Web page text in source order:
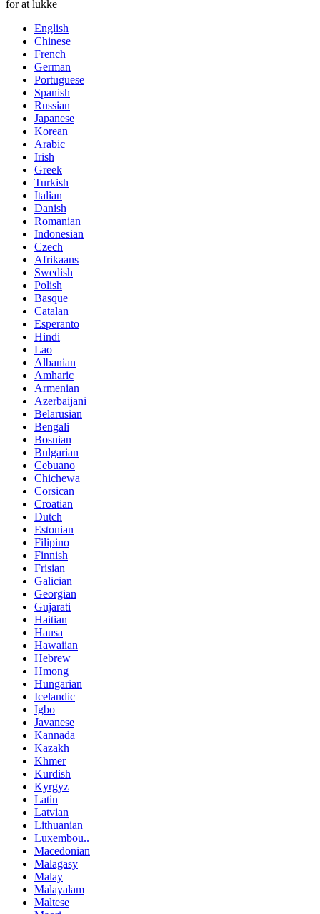
for at lukke
English
Chinese
French
German
Portuguese
Spanish
Russian
Japanese
Korean
Arabic
Irish
Greek
Turkish
Italian
Danish
Romanian
Indonesian
Czech
Afrikaans
Swedish
Polish
Basque
Catalan
Esperanto
Hindi
Lao
Albanian
Amharic
Armenian
Azerbaijani
Belarusian
Bengali
Bosnian
Bulgarian
Cebuano
Chichewa
Corsican
Croatian
Dutch
Estonian
Filipino
Finnish
Frisian
Galician
Georgian
Gujarati
Haitian
Hausa
Hawaiian
Hebrew
Hmong
Hungarian
Icelandic
Igbo
Javanese
Kannada
Kazakh
Khmer
Kurdish
Kyrgyz
Latin
Latvian
Lithuanian
Luxembou..
Macedonian
Malagasy
Malay
Malayalam
Maltese